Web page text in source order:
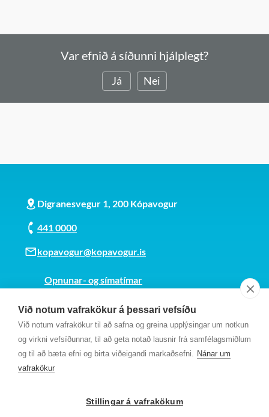
Við notum vafrakökur á þessari vefsíðu
Við notum vafrakökur til að safna og greina upplýsingar um notkun
og virkni vefsíðunnar, til að geta notað lausnir frá samfélagsmiðlum
og til að bæta efni og birta viðeigandi markaðsefni. Nánar um
vafrakökur
Stillingar á vafrakökum
Var efnið á síðunni hjálplegt?
Já Nei
Digranesvegur 1, 200 Kópavogur
441 0000
kopavogur@kopavogur.is
Opnunar- og símatímar
Kt. 700169-3759
Fundarmannagátt